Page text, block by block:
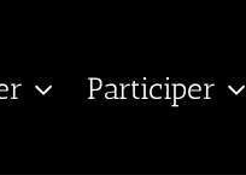
Participer